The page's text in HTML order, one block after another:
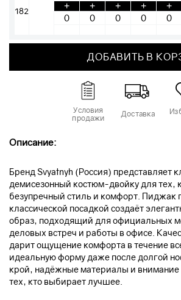
182 + + + + +
ДОБАВИТЬ В
Условия
продажи Доставка
Описание:
Бренд Svyatnyh (Россия) представляет
демисезонный костюм-двойку для тех,
безупречный стиль и комфорт. Пиджак
классической посадкой создаёт
образ, подходящий для официальных
деловых встреч и работы в офисе.
дарит ощущение комфорта в течение
идеальную форму даже после долгой
крой, надёжные материалы и
тех, кто выбирает лучшее.